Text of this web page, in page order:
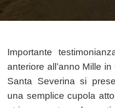
Importante
anteriore all’anno Mille
Santa Severina si
una semplice cupola